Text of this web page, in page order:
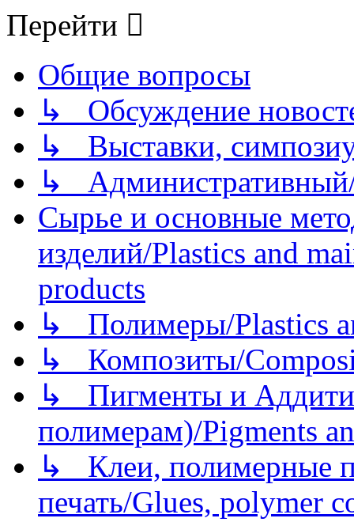
Перейти
Общие вопросы
↳ Обсуждение
↳ Выставки,
↳
Сырье и основные
изделий/Plastics and
products
↳ Полимеры/Plastics
↳ Композиты/
↳ Пигменты и
полимерам)/Pigments
↳ Клеи, полимерные
печать/Glues, polymer